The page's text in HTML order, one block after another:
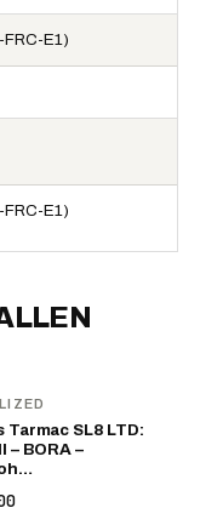
FRC-E1)
FRC-E1)
Tarmac SL8 LTD:
– BORA –